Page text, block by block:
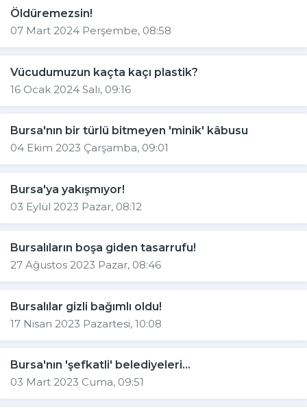
Öldüremezsin!
07 Mart 2024 Perşembe, 08:58
Vücudumuzun kaçta kaçı plastik?
16 Ocak 2024 Salı, 09:16
Bursa'nın bir türlü bitmeyen 'minik' kâbusu
04 Ekim 2023 Çarşamba, 09:01
Bursa'ya yakışmıyor!
03 Eylül 2023 Pazar, 08:12
Bursalıların boşa giden tasarrufu!
27 Ağustos 2023 Pazar, 08:46
Bursalılar gizli bağımlı oldu!
17 Nisan 2023 Pazartesi, 10:08
Bursa'nın 'şefkatli' belediyeleri...
03 Mart 2023 Cuma, 09:51